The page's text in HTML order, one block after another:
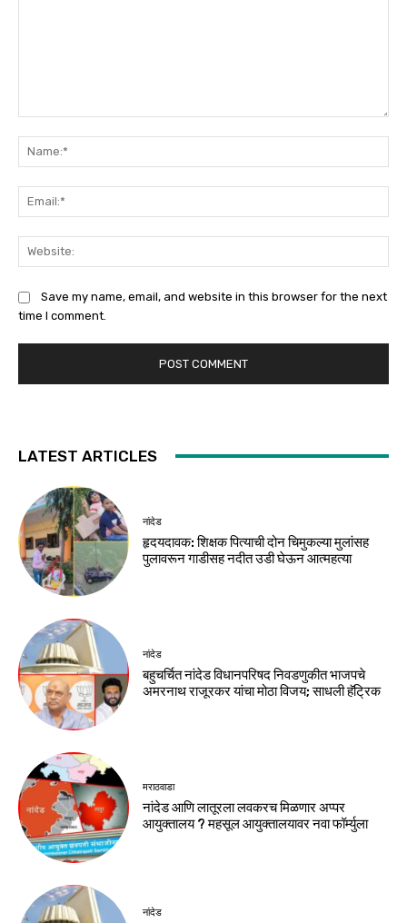
Save my name, email, and website in this browser for the next
time I comment.
LATEST ARTICLES
नांदेड
हृदयदावक: शिक्षक पित्याची दोन चिमुकल्या मुलांसह
पुलावरून गाडीसह नदीत उडी घेऊन आत्महत्या
नांदेड
बहुचर्चित नांदेड विधानपरिषद निवडणुकीत भाजपचे
अमरनाथ राजूरकर यांचा मोठा विजय; साधली हॅट्रिक
मराठवाडा
नांदेड आणि लातूरला लवकरच मिळणार अप्पर
आयुक्तालय ? महसूल आयुक्तालयावर नवा फॉर्म्युला
नांदेड